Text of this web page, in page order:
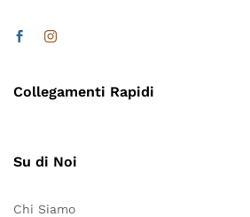
Collegamenti Rapidi
Su di Noi
Chi Siamo